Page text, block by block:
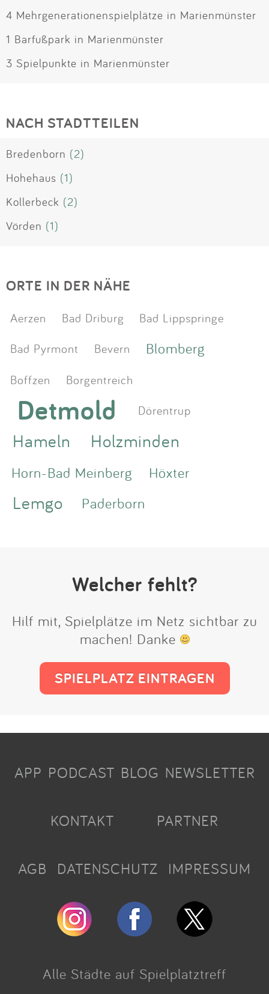
4 Mehrgenerationenspielplätze in Marienmünster
1 Barfußpark in Marienmünster
3 Spielpunkte in Marienmünster
NACH STADTTEILEN
Bredenborn (2)
Hohehaus (1)
Kollerbeck (2)
Vörden (1)
ORTE IN DER NÄHE
Aerzen Bad Driburg
Bad Lippspringe
Bad Pyrmont
Bevern Blomberg
Boffzen Borgentreich
Detmold Dörentrup
Hameln Holzminden
Horn-Bad Meinberg Höxter
Lemgo Paderborn
Welcher fehlt?
Hilf mit, Spielplätze im Netz sichtbar zu
machen! Danke
SPIELPLATZ EINTRAGEN
APP PODCAST BLOG NEWSLETTER
KONTAKT PARTNER
AGB DATENSCHUTZ IMPRESSUM
Alle Städte auf Spielplatztreff